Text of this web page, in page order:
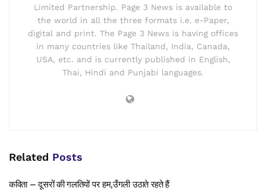
Limited Partnership. Page 3 News is available to
the world in all the three formats i.e. e-Paper,
digital and print. The Page 3 News is having offices
in many countries like Thailand, India, Canada,
USA, etc. and is currently published in English,
Thai, Hindi and Punjabi languages.
Related Posts
कविता – दूसरों की गलतियों पर हम,उँगली उठाते रहते हैं